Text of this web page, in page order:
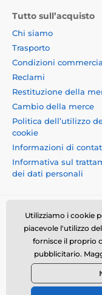
Tutto sull’acquisto
Chi siamo
Trasporto
Condizioni
Reclami
Restituzione della
Cambio della merce
Politica dell’utilizzo
cookie
Informazioni di
Informativa sul
dei dati personali
Momanio s.r.o.,
republic, VAT:
© 2026
Utilizziamo i cookie
piacevole l'utilizzo
fornisce il proprio
pubblicitario.